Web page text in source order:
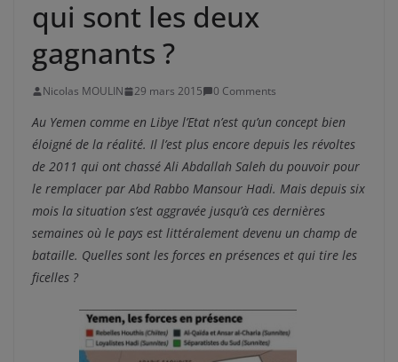
qui sont les deux
gagnants ?
Nicolas MOULIN 29 mars 2015 0 Comments
Au Yemen comme en Libye l’Etat n’est qu’un concept bien
éloigné de la réalité. Il l’est plus encore depuis les révoltes
de 2011 qui ont chassé Ali Abdallah Saleh du pouvoir pour
le remplacer par Abd Rabbo Mansour Hadi. Mais depuis six
mois la situation s’est aggravée jusqu’à ces dernières
semaines où le pays est littéralement devenu un champ de
bataille. Quelles sont les forces en présences et qui tire les
ficelles ?